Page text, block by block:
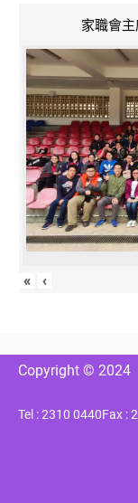
家職會
« ‹
Copyright © 2024
Tel : 2310 0440Fax :